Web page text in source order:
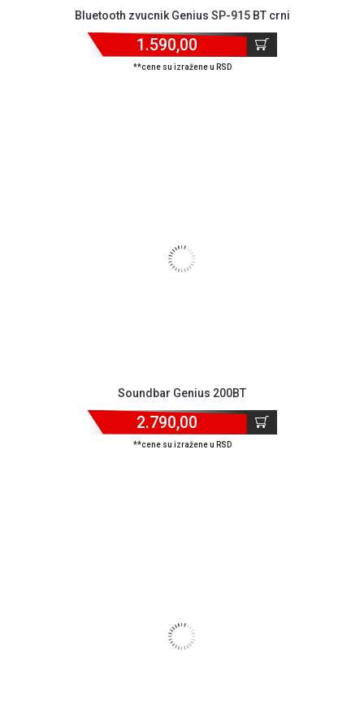
Bluetooth zvucnik Genius SP-915 BT crni
1.590,00
**cene su izražene u RSD
Soundbar Genius 200BT
2.790,00
**cene su izražene u RSD